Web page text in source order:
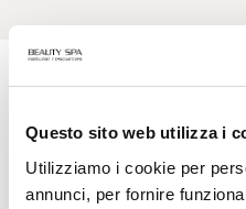
Questo sito web utilizza i
Utilizziamo i cookie per
annunci, per fornire
FILTRI